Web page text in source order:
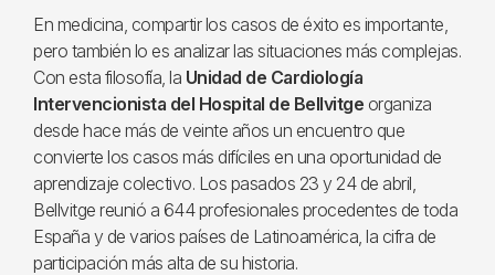
En medicina, compartir los casos de éxito es importante,
pero también lo es analizar las situaciones más complejas.
Con esta filosofía, la Unidad de Cardiología
Intervencionista del Hospital de Bellvitge organiza
desde hace más de veinte años un encuentro que
convierte los casos más difíciles en una oportunidad de
aprendizaje colectivo. Los pasados 23 y 24 de abril,
Bellvitge reunió a 644 profesionales procedentes de toda
España y de varios países de Latinoamérica, la cifra de
participación más alta de su historia.